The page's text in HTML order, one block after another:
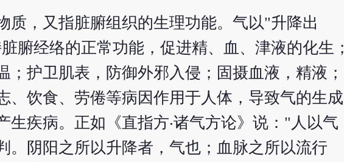
，又指脏腑组织的生理功能。气以"升降出
腑经络的正常功能，促进精、血、津液的化生；
护卫肌表，防御外邪入侵；固摄血液，精液；
饮食、劳倦等病因作用于人体，导致气的生成
疾病。正如《直指方‧诸气方论》说："人以气
。阴阳之所以升降者，气也；血脉之所以流行